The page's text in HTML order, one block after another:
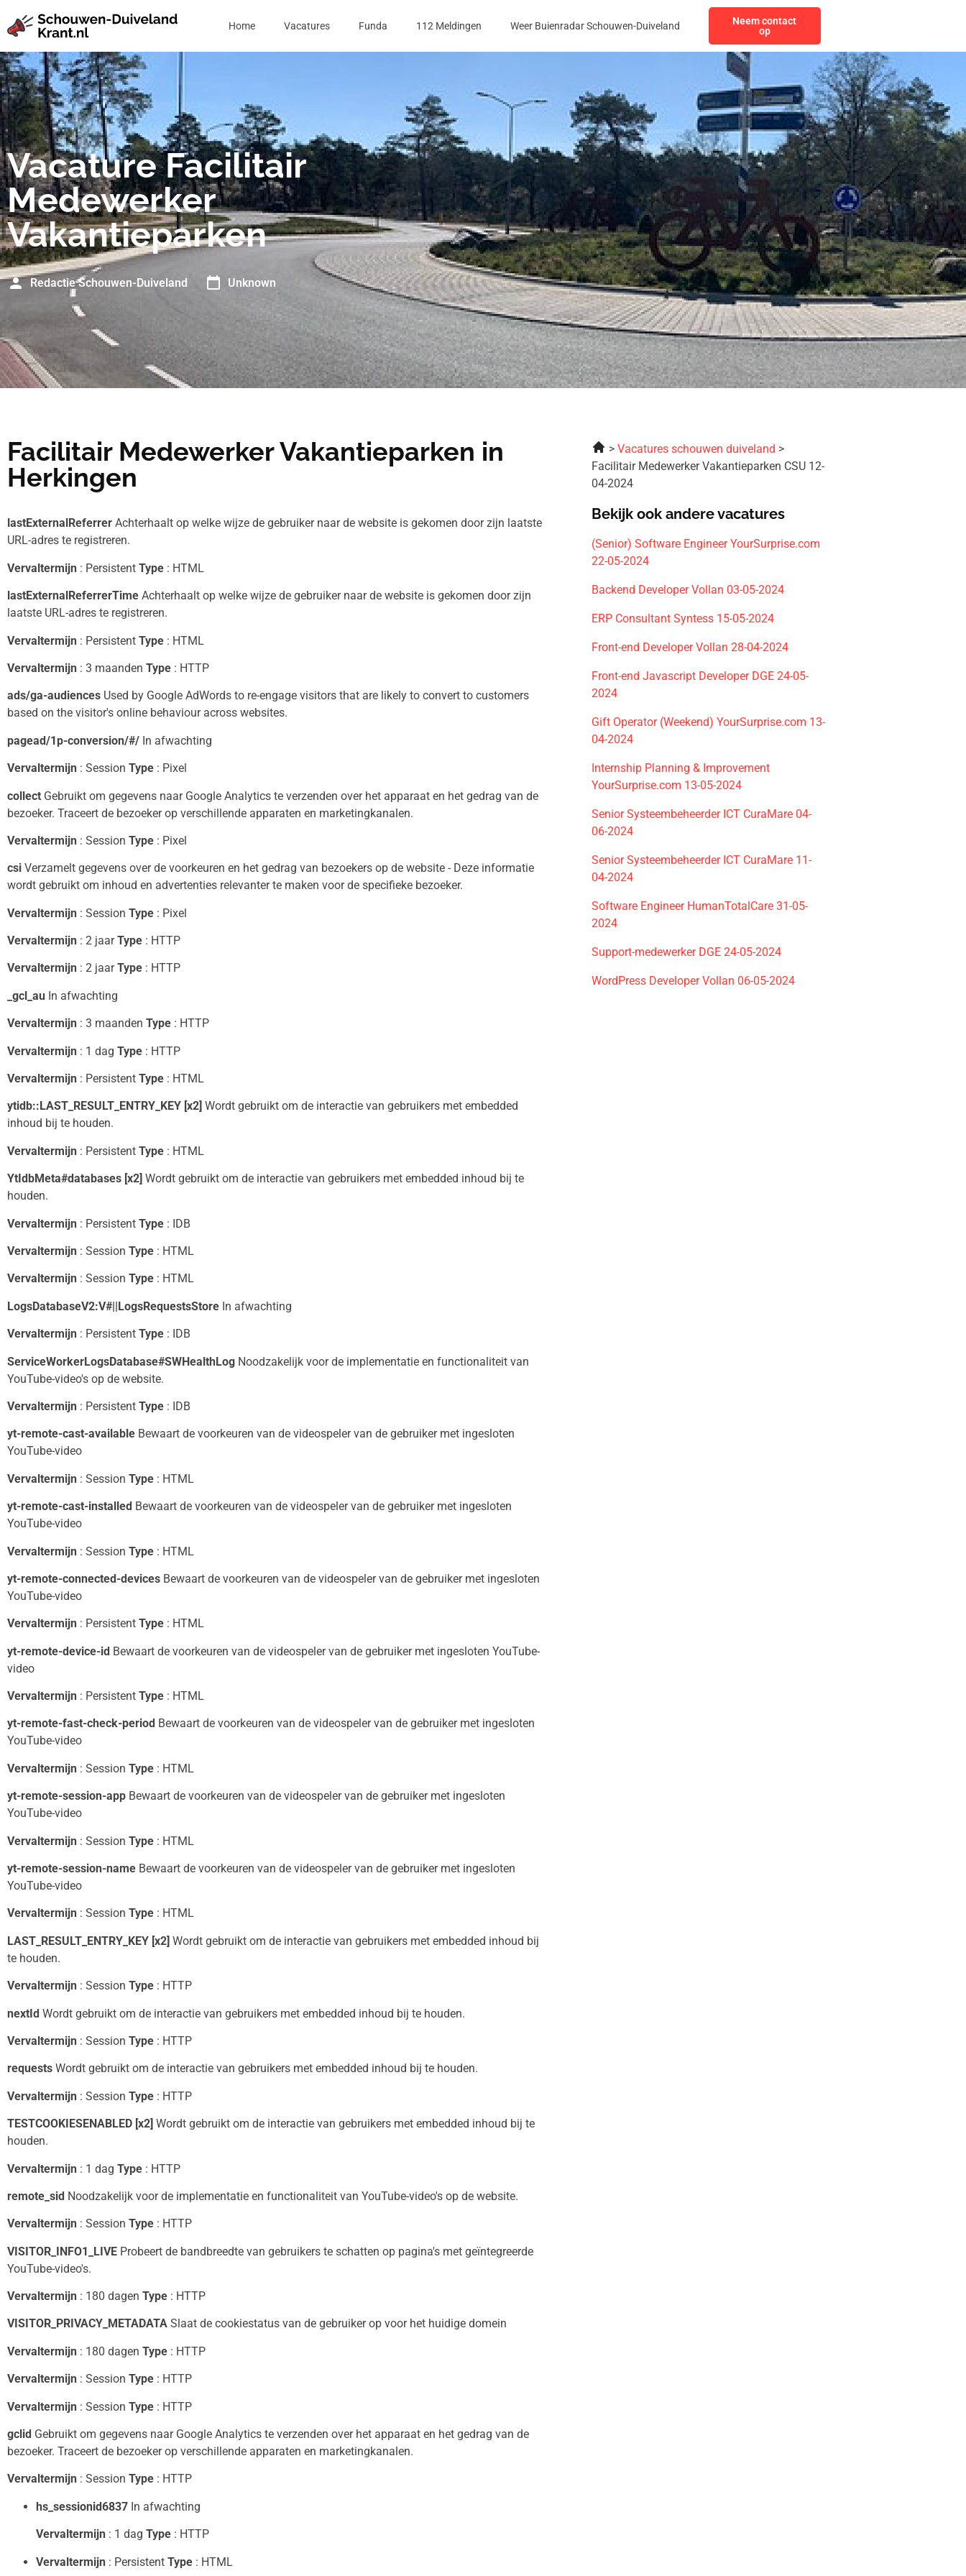
Home Vacatures Funda 112 Meldingen Weer Buienradar Schouwen-Duiveland
Neem contact
op
Vacature Facilitair
Medewerker
Vakantieparken
Redactie Schouwen-Duiveland Unknown
Facilitair Medewerker Vakantieparken in
Herkingen
lastExternalReferrer Achterhaalt op welke wijze de gebruiker naar de website is gekomen door zijn laatste
URL-adres te registreren.
Vervaltermijn : Persistent Type : HTML
lastExternalReferrerTime Achterhaalt op welke wijze de gebruiker naar de website is gekomen door zijn
laatste URL-adres te registreren.
Vervaltermijn : Persistent Type : HTML
Vervaltermijn : 3 maanden Type : HTTP
ads/ga-audiences Used by Google AdWords to re-engage visitors that are likely to convert to customers
based on the visitor's online behaviour across websites.
pagead/1p-conversion/#/ In afwachting
Vervaltermijn : Session Type : Pixel
collect Gebruikt om gegevens naar Google Analytics te verzenden over het apparaat en het gedrag van de
bezoeker. Traceert de bezoeker op verschillende apparaten en marketingkanalen.
Vervaltermijn : Session Type : Pixel
csi Verzamelt gegevens over de voorkeuren en het gedrag van bezoekers op de website - Deze informatie
wordt gebruikt om inhoud en advertenties relevanter te maken voor de specifieke bezoeker.
Vervaltermijn : Session Type : Pixel
Vervaltermijn : 2 jaarType : HTTP
Vervaltermijn : 2 jaarType : HTTP
_gcl_au In afwachting
Vervaltermijn : 3 maanden Type : HTTP
Vervaltermijn : 1 dag Type : HTTP
Vervaltermijn : Persistent Type : HTML
ytidb::LAST_RESULT_ENTRY_KEY [x2] Wordt gebruikt om de interactie van gebruikers met embedded
inhoud bij te houden.
Vervaltermijn : Persistent Type : HTML
YtIdbMeta#databases [x2] Wordt gebruikt om de interactie van gebruikers met embedded inhoud bij te
houden.
Vervaltermijn : Persistent Type : IDB
Vervaltermijn : Session Type : HTML
Vervaltermijn : Session Type : HTML
LogsDatabaseV2:V#||LogsRequestsStore In afwachting
Vervaltermijn : Persistent Type : IDB
ServiceWorkerLogsDatabase#SWHealthLog Noodzakelijk voor de implementatie en functionaliteit van
YouTube-video's op de website.
Vervaltermijn : Persistent Type : IDB
yt-remote-cast-available Bewaart de voorkeuren van de videospeler van de gebruiker met ingesloten
YouTube-video
Vervaltermijn : Session Type : HTML
yt-remote-cast-installed Bewaart de voorkeuren van de videospeler van de gebruiker met ingesloten
YouTube-video
Vervaltermijn : Session Type : HTML
yt-remote-connected-devices Bewaart de voorkeuren van de videospeler van de gebruiker met ingesloten
YouTube-video
Vervaltermijn : Persistent Type : HTML
yt-remote-device-id Bewaart de voorkeuren van de videospeler van de gebruiker met ingesloten YouTube-
video
Vervaltermijn : Persistent Type : HTML
yt-remote-fast-check-period Bewaart de voorkeuren van de videospeler van de gebruiker met ingesloten
YouTube-video
Vervaltermijn : Session Type : HTML
yt-remote-session-app Bewaart de voorkeuren van de videospeler van de gebruiker met ingesloten
YouTube-video
Vervaltermijn : Session Type : HTML
yt-remote-session-name Bewaart de voorkeuren van de videospeler van de gebruiker met ingesloten
YouTube-video
Vervaltermijn : Session Type : HTML
LAST_RESULT_ENTRY_KEY [x2] Wordt gebruikt om de interactie van gebruikers met embedded inhoud bij
te houden.
Vervaltermijn : Session Type : HTTP
nextId Wordt gebruikt om de interactie van gebruikers met embedded inhoud bij te houden.
Vervaltermijn : Session Type : HTTP
requests Wordt gebruikt om de interactie van gebruikers met embedded inhoud bij te houden.
Vervaltermijn : Session Type : HTTP
TESTCOOKIESENABLED [x2] Wordt gebruikt om de interactie van gebruikers met embedded inhoud bij te
houden.
Vervaltermijn : 1 dag Type : HTTP
remote_sid Noodzakelijk voor de implementatie en functionaliteit van YouTube-video's op de website.
Vervaltermijn : Session Type : HTTP
VISITOR_INFO1_LIVE Probeert de bandbreedte van gebruikers te schatten op pagina's met geïntegreerde
YouTube-video's.
Vervaltermijn : 180 dagen Type : HTTP
VISITOR_PRIVACY_METADATA Slaat de cookiestatus van de gebruiker op voor het huidige domein
Vervaltermijn : 180 dagen Type : HTTP
Vervaltermijn : Session Type : HTTP
Vervaltermijn : Session Type : HTTP
gclid Gebruikt om gegevens naar Google Analytics te verzenden over het apparaat en het gedrag van de
bezoeker. Traceert de bezoeker op verschillende apparaten en marketingkanalen.
Vervaltermijn : Session Type : HTTP
hs_sessionid6837 In afwachting
Vervaltermijn : 1 dag Type : HTTP
Vervaltermijn : Persistent Type : HTML
Vacatures schouwen duiveland
Facilitair Medewerker Vakantieparken CSU 12-
04-2024
Bekijk ook andere vacatures
(Senior) Software Engineer YourSurprise.com
22-05-2024
Backend Developer Vollan 03-05-2024
ERP Consultant Syntess 15-05-2024
Front-end Developer Vollan 28-04-2024
Front-end Javascript Developer DGE 24-05-
2024
Gift Operator (Weekend) YourSurprise.com 13-
04-2024
Internship Planning & Improvement
YourSurprise.com 13-05-2024
Senior Systeembeheerder ICT CuraMare 04-
06-2024
Senior Systeembeheerder ICT CuraMare 11-
04-2024
Software Engineer HumanTotalCare 31-05-
2024
Support-medewerker DGE 24-05-2024
WordPress Developer Vollan 06-05-2024